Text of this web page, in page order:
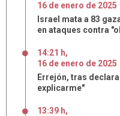
16 de enero de 2025
Israel mata a 83
en ataques contra
14:21 h,
16 de enero de 2025
Errejón, tras
explicarme"
13:39 h,